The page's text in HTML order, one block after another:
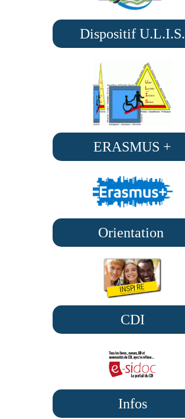
Dispositif U.L.I.S.
ERASMUS +
Orientation
CDI
Infos